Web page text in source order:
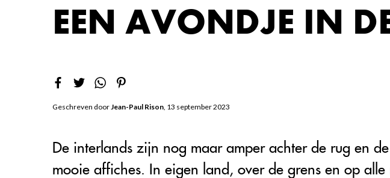
EEN AVONDJE IN
Geschreven doorJean-Paul Rison, 13 september 2023
De interlands zijn nog maar amper achter de rug en
mooie affiches. In eigen land, over de grens en op